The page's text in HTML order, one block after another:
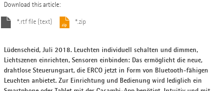
Download this article:
*.rtf file (text) *.zip
Lüdenscheid, Juli 2018. Leuchten individuell schalten und dimmen,
Lichtszenen einrichten, Sensoren einbinden: Das ermöglicht die neue,
drahtlose Steuerungsart, die ERCO jetzt in Form von Bluetooth-fähigen
Leuchten anbietet. Zur Einrichtung und Bedienung wird lediglich ein